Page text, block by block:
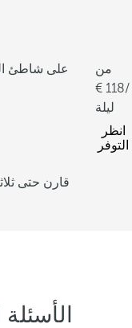
على شاطئ
من
118/
ليلة
انظر
التوفر
قارن حتى